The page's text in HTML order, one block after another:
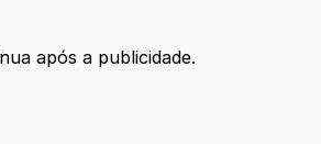
após a publicidade.